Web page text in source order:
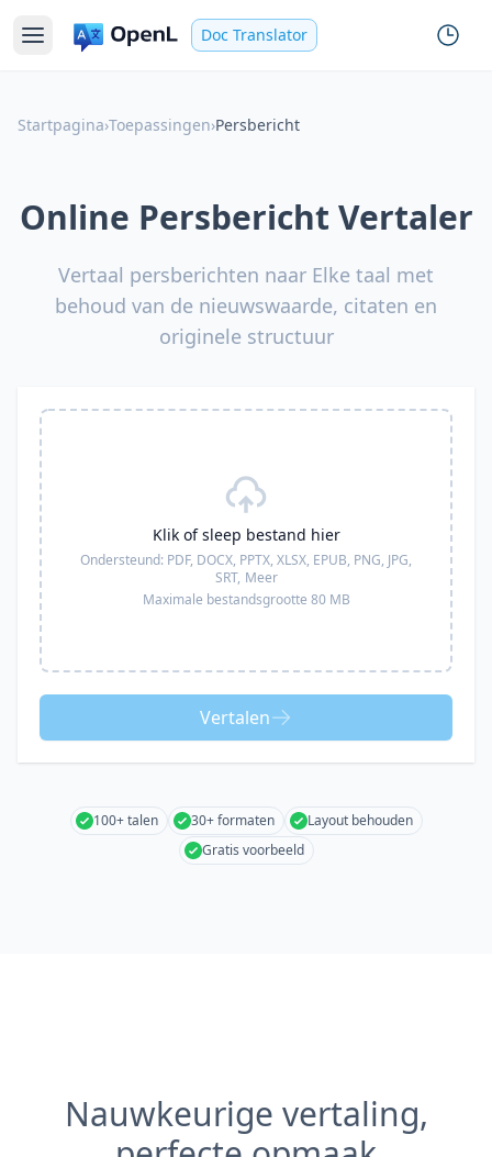
Doc Translator
Startpagina›Toepassingen›Persbericht
Online Persbericht Vertaler
Vertaal persberichten naar Elke taal met
behoud van de nieuwswaarde, citaten en
originele structuur
Klik of sleep bestand hier
Ondersteund: PDF, DOCX, PPTX, XLSX, EPUB, PNG, JPG,
SRT, Meer
Maximale bestandsgrootte 80 MB
Vertalen
100+ talen 30+ formaten
Layout behouden
Gratis voorbeeld
Nauwkeurige vertaling,